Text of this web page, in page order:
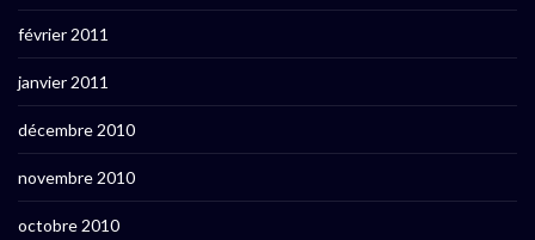
février 2011
janvier 2011
décembre 2010
novembre 2010
octobre 2010